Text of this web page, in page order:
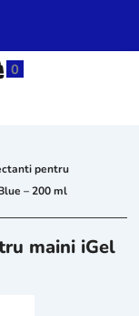
0
pentru
– 200 ml
maini iGel